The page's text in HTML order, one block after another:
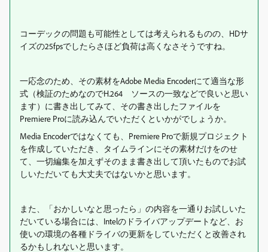
コーデックの問題も可能性としては考えられるものの、HDサ
イズの25fpsでしたらさほど負荷は高くなさそうですね。
一応念のため、その素材をAdobe Media Encoderにて適当な形
式（検証のためなのでH.264 ソースの一致などで良いと思い
ます）に書き出してみて、その書き出したファイルを
Premiere Proに読み込んでいただくといかがでしょうか。
Media Encoderではなくても、Premiere Proで新規プロジェクト
を作成していただき、タイムラインにその素材だけをのせ
て、一切編集を加えずそのまま書き出して頂いたものでお試
しいただいても大丈夫ではないかと思います。
また、「おかしいなと思ったら」の内容を一通りお試しいた
だいている場合には、Intelのドライバアップデートなど、お
使いの環境の各種ドライバの更新をしていただくと改善され
るかもしれないと思います。